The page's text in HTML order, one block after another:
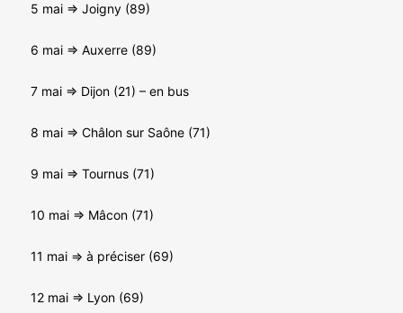
5 mai => Joigny (89)
6 mai => Auxerre (89)
7 mai => Dijon (21) – en bus
8 mai => Châlon sur Saône (71)
9 mai => Tournus (71)
10 mai => Mâcon (71)
11 mai => à préciser (69)
12 mai => Lyon (69)